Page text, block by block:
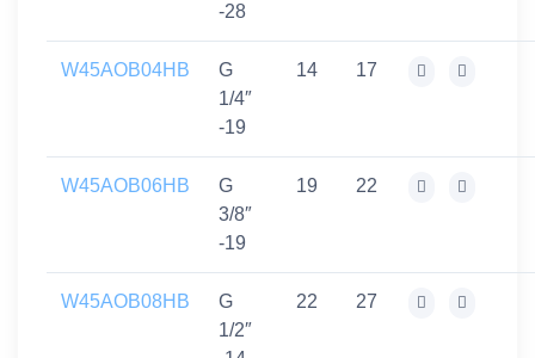
-28
W45AOB04HB
G
1/4″
-19
14 17
W45AOB06HB
G
3/8″
-19
19 22
W45AOB08HB
G
1/2″
22 27